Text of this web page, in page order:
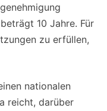
10 Jahre. Für
zu erfüllen,
nationalen
reicht, darüber